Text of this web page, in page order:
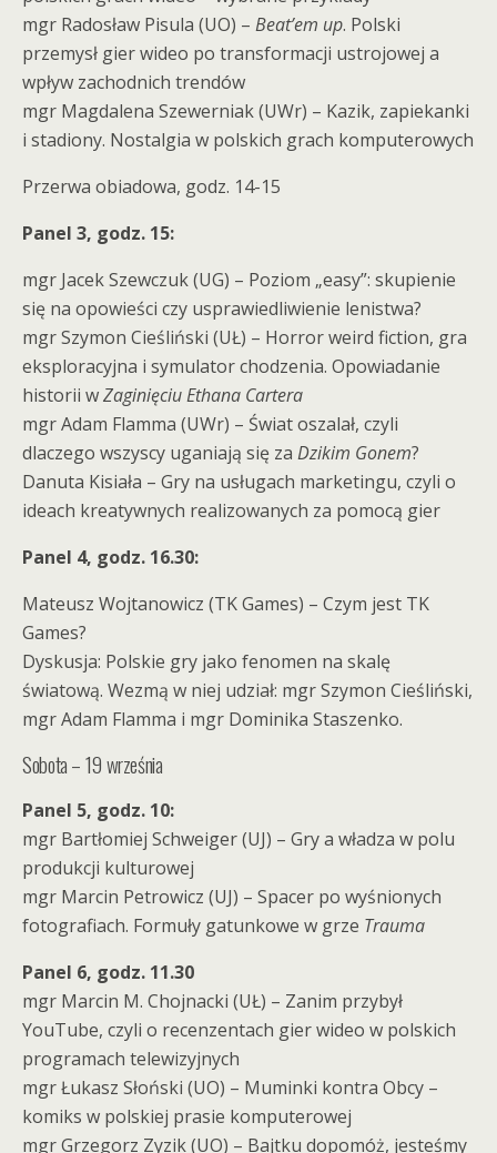
mgr Radosław Pisula (UO) – Beat’em up. Polski
przemysł gier wideo po transformacji ustrojowej a
wpływ zachodnich trendów
mgr Magdalena Szewerniak (UWr) – Kazik, zapiekanki
i stadiony. Nostalgia w polskich grach komputerowych
Przerwa obiadowa, godz. 14-15
Panel 3, godz. 15:
mgr Jacek Szewczuk (UG) – Poziom „easy”: skupienie
się na opowieści czy usprawiedliwienie lenistwa?
mgr Szymon Cieśliński (UŁ) – Horror weird fiction, gra
eksploracyjna i symulator chodzenia. Opowiadanie
historii wZaginięciu Ethana Cartera
mgr Adam Flamma (UWr) – Świat oszalał, czyli
dlaczego wszyscy uganiają się za Dzikim Gonem?
Danuta Kisiała – Gry na usługach marketingu, czyli o
ideach kreatywnych realizowanych za pomocą gier
Panel 4, godz. 16.30:
Mateusz Wojtanowicz (TK Games) – Czym jest TK
Games?
Dyskusja: Polskie gry jako fenomen na skalę
światową. Wezmą w niej udział: mgr Szymon Cieśliński,
mgr Adam Flamma i mgr Dominika Staszenko.
Sobota – 19 września
Panel 5, godz. 10:
mgr Bartłomiej Schweiger (UJ) – Gry a władza w polu
produkcji kulturowej
mgr Marcin Petrowicz (UJ) – Spacer po wyśnionych
fotografiach. Formuły gatunkowe w grze Trauma
Panel 6, godz. 11.30
mgr Marcin M. Chojnacki (UŁ) – Zanim przybył
YouTube, czyli o recenzentach gier wideo w polskich
programach telewizyjnych
mgr Łukasz Słoński (UO) – Muminki kontra Obcy –
komiks w polskiej prasie komputerowej
mgr Grzegorz Zyzik (UO) – Bajtku dopomóż, jesteśmy